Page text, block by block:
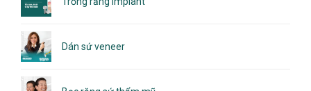
Dán sứ veneer